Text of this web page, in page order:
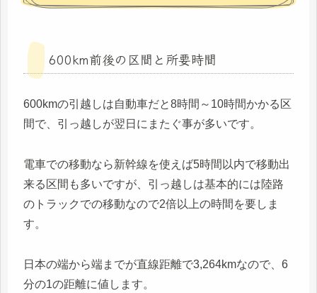
600km前後の区間と所要時間
600kmの引越しは自動車だと8時間～10時間かかる区
間で、引っ越しが翌日にまたぐ事が多いです。
電車での移動なら新幹線を使えば5時間以内で移動出
来る区間も多いですが、引っ越しは基本的には陸路
のトラックでの移動なので2倍以上の時間を要しま
す。
日本の端から端までが直線距離で3,264kmなので、6
分の1の距離に値します。